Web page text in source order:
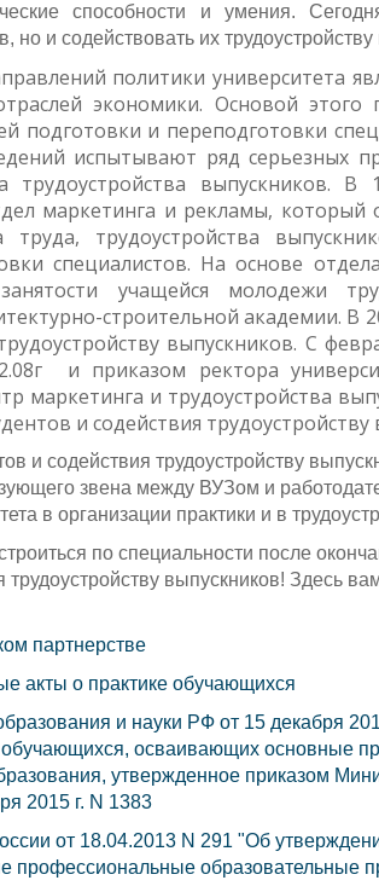
способности и умения.
но и содействовать их
политики университета
экономики. Основой этого
подготовки и переподготовки
испытывают ряд серьезных
трудоустройства выпускников. В
маркетинга и рекламы, который
труда, трудоустройства
специалистов. На основе
учащейся молодежи
строительной академии. В
выпускников. С
и приказом ректора
маркетинга и трудоустройства
и содействия трудоустройству
и содействия трудоустройству
звена между ВУЗом и
в организации практики и в
по специальности после
трудоустройству выпускников! Здесь
партнерстве
акты о практике обучающихся
и науки РФ от 15 декабря
осваивающих основные
утвержденное приказом
2015 г. N 1383"
от 18.04.2013 N 291 "Об
профессиональные образовательные